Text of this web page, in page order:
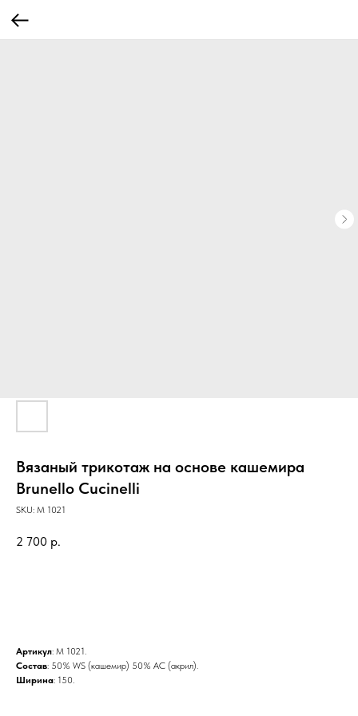
Вязаный трикотаж на основе кашемира
Brunello Cucinelli
SKU: M 1021
2 700 р.
Артикул: M 1021.
Состав: 50% WS (кашемир) 50% AC (акрил).
Ширина: 150.